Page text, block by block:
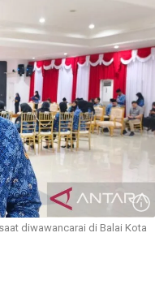
diwawancarai di Balai Kota